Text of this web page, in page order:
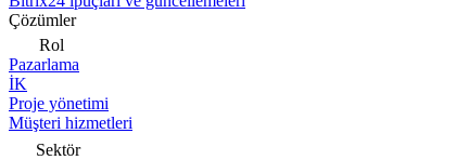
Çözümler
Rol
Pazarlama
İK
Proje yönetimi
Müşteri hizmetleri
Sektör